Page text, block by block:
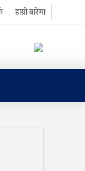
हाम्रो बारेमा